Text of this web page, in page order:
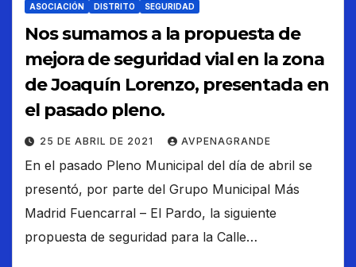
ASOCIACIÓN DISTRITO SEGURIDAD
Nos sumamos a la propuesta de
mejora de seguridad vial en la zona
de Joaquín Lorenzo, presentada en
el pasado pleno.
25 DE ABRIL DE 2021 AVPENAGRANDE
En el pasado Pleno Municipal del día de abril se
presentó, por parte del Grupo Municipal Más
Madrid Fuencarral – El Pardo, la siguiente
propuesta de seguridad para la Calle…